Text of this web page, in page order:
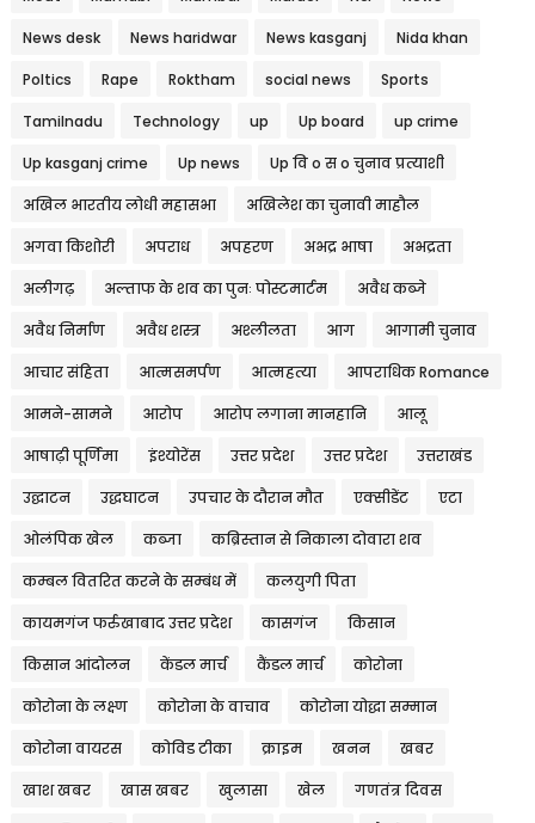
News desk News haridwar News kasganj Nida khan
Poltics Rape Roktham social news Sports
Tamilnadu Technology up Up board up crime
Up kasganj crime Up news Up वि o स o चुनाव प्रत्याशी
अखिल भारतीय लोधी महासभा अखिलेश का चुनावी माहौल
अगवा किशोरी अपराध अपहरण अभद्र भाषा अभद्रता
अलीगढ़ अल्ताफ के शव का पुनः पोस्टमार्टम अवैध कब्जे
अवैध निर्माण अवैध शस्त्र अश्लीलता आग आगामी चुनाव
आचार संहिता आत्मसमर्पण आत्महत्या आपराधिक Romance
आमने-सामने आरोप आरोप लगाना मानहानि आलू
आषाढ़ी पूर्णिमा इंश्योरेंस उत्तर प्रदेश उत्तर प्रदेश उत्तराखंड
उद्घाटन उद्धघाटन उपचार के दौरान मौत एक्सीडेंट एटा
ओलंपिक खेल कब्जा कब्रिस्तान से निकाला दोवारा शव
कम्बल वितरित करने के सम्बंध में कलयुगी पिता
कायमगंज फर्रुखाबाद उत्तर प्रदेश कासगंज किसान
किसान आंदोलन केंडल मार्च कैंडल मार्च कोरोना
कोरोना के लक्ष्ण कोरोना के वाचाव कोरोना योद्धा सम्मान
कोरोना वायरस कोविड टीका क्राइम खनन खबर
खाश खबर खास खबर खुलासा खेल गणतंत्र दिवस